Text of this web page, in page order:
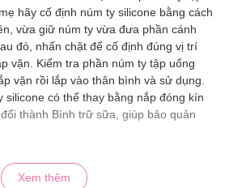
hãy cố định núm ty silicone bằng cách
vừa giữ núm ty vừa đưa phần cánh
đó, nhấn chặt để cố định đúng vị trí
vặn. Kiểm tra phần núm ty tập uống
vặn rồi lắp vào thân bình và sử dụng.
silicone có thể thay bằng nắp đóng kín
thành Bình trữ sữa, giúp bảo quản
và trước khi sử dụng lần đầu tiên,
bộ phận của núm ty và bình sữa trước
Xem thêm